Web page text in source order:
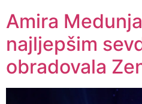
Amira
najljepšim
obradovala